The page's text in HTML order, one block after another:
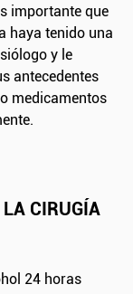
importante que
haya tenido una
y le
antecedentes
medicamentos
LA CIRUGÍA
24 horas